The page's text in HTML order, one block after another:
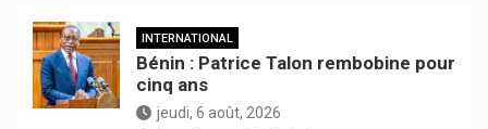
INTERNATIONAL
Bénin : Patrice Talon rembobine pour
cinq ans
jeudi, 6 août, 2026